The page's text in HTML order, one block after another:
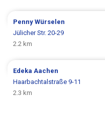
PennyWürselen
Jülicher Str. 20-29
2.2 km
EdekaAachen
Haarbachtalstraße 9-11
2.3 km